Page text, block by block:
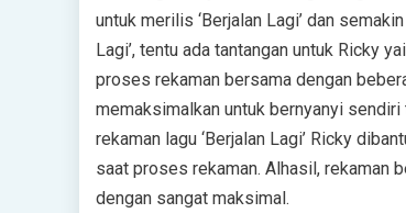
untuk merilis ‘Berjalan Lagi’ dan
Lagi’, tentu ada tantangan untuk Ricky
proses rekaman bersama dengan
memaksimalkan untuk bernyanyi sendiri
rekaman lagu ‘Berjalan Lagi’ Ricky
saat proses rekaman. Alhasil, rekaman
dengan sangat maksimal.